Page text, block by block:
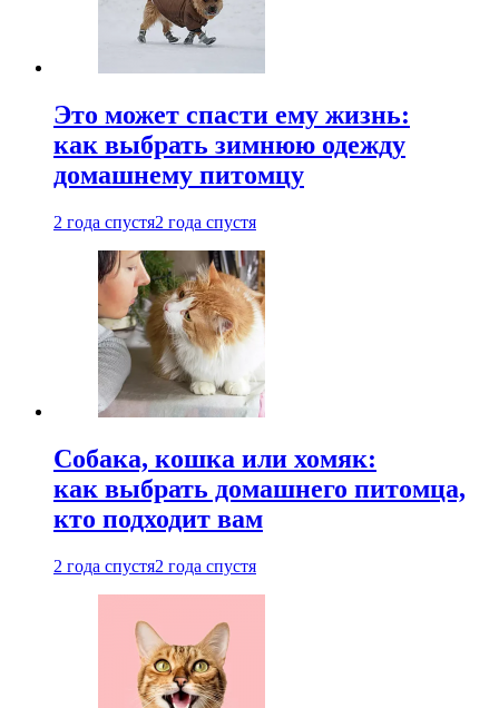
Это может спасти ему жизнь:
как выбрать зимнюю одежду
домашнему питомцу
2 года спустя2 года спустя
Собака, кошка или хомяк:
как выбрать домашнего питомца,
кто подходит вам
2 года спустя2 года спустя